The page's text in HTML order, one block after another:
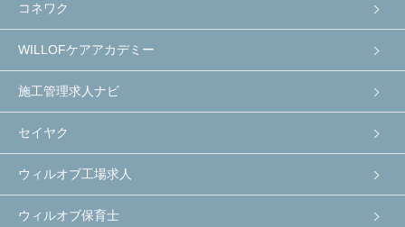
コネワク
WILLOFケアアカデミー
施工管理求人ナビ
セイヤク
ウィルオブ工場求人
ウィルオブ保育士